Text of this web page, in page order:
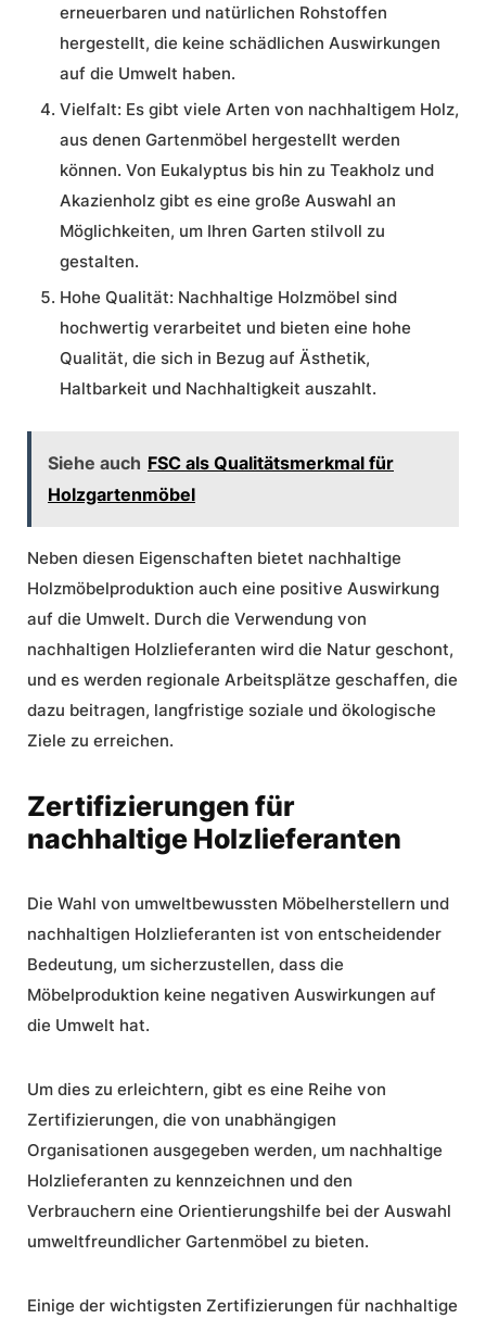
erneuerbaren und natürlichen Rohstoffen
hergestellt, die keine schädlichen Auswirkungen
auf die Umwelt haben.
Vielfalt: Es gibt viele Arten von nachhaltigem Holz,
aus denen Gartenmöbel hergestellt werden
können. Von Eukalyptus bis hin zu Teakholz und
Akazienholz gibt es eine große Auswahl an
Möglichkeiten, um Ihren Garten stilvoll zu
gestalten.
Hohe Qualität: Nachhaltige Holzmöbel sind
hochwertig verarbeitet und bieten eine hohe
Qualität, die sich in Bezug auf Ästhetik,
Haltbarkeit und Nachhaltigkeit auszahlt.
Siehe auch FSC als Qualitätsmerkmal für
Holzgartenmöbel
Neben diesen Eigenschaften bietet nachhaltige
Holzmöbelproduktion auch eine positive Auswirkung
auf die Umwelt. Durch die Verwendung von
nachhaltigen Holzlieferanten wird die Natur geschont,
und es werden regionale Arbeitsplätze geschaffen, die
dazu beitragen, langfristige soziale und ökologische
Ziele zu erreichen.
Zertifizierungen für
nachhaltige Holzlieferanten
Die Wahl von umweltbewussten Möbelherstellern und
nachhaltigen Holzlieferanten ist von entscheidender
Bedeutung, um sicherzustellen, dass die
Möbelproduktion keine negativen Auswirkungen auf
die Umwelt hat.
Um dies zu erleichtern, gibt es eine Reihe von
Zertifizierungen, die von unabhängigen
Organisationen ausgegeben werden, um nachhaltige
Holzlieferanten zu kennzeichnen und den
Verbrauchern eine Orientierungshilfe bei der Auswahl
umweltfreundlicher Gartenmöbel zu bieten.
Einige der wichtigsten Zertifizierungen für nachhaltige